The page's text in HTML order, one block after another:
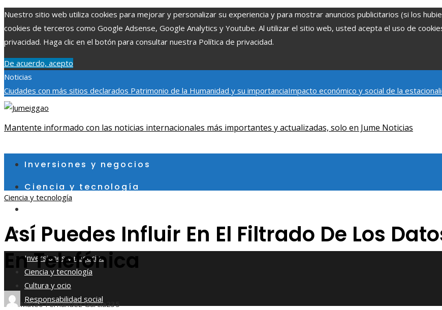
Nuestro sitio web utiliza cookies para mejorar y personalizar su experiencia y para mostrar anuncios publicitarios (si los
cookies de terceros como Google Adsense, Google Analytics y Youtube. Al utilizar el sitio web, usted acepta el uso de
privacidad. Haga clic en el botón para consultar nuestra Política de privacidad.
De acuerdo, acepto
Noticias
Ciudades con más sitios declarados Patrimonio de la Humanidad y su importanciaImpacto económico y social de la
aumentar la inversión productiva y reducir la fragmentación económica en Bosnia y Herzegovina
viernes, agosto 7
Mantente informado con las noticias internacionales más importantes y actualizadas, solo en Jume Noticias
Inversiones y negocios
Ciencia y tecnología
Responsabilidad social
Inversiones y negocios
Ciencia y tecnología
Cultura y ocio
Responsabilidad social
Ciencia y tecnología
Así Puedes Influir En El Filtrado De Los
En Telefónica
Mateo Fernández García235